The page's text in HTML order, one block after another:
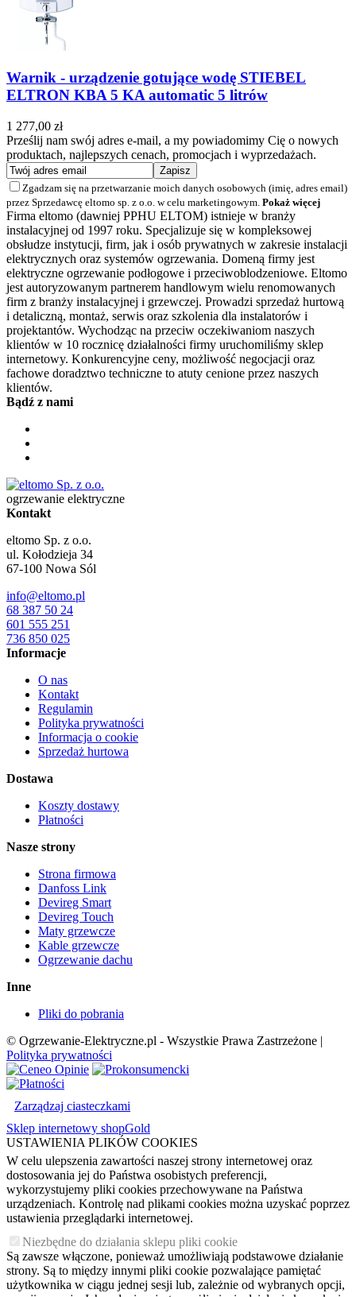
Warnik - urządzenie gotujące wodę STIEBEL
ELTRON KBA 5 KA automatic 5 litrów
1 277,00 zł
Prześlij nam swój adres e-mail, a my powiadomimy Cię o nowych
produktach, najlepszych cenach, promocjach i wyprzedażach.
Zgadzam się na przetwarzanie moich danych osobowych (imię, adres email)
przez Sprzedawcę eltomo sp. z o.o. w celu marketingowym. Pokaż więcej
Firma eltomo (dawniej PPHU ELTOM) istnieje w branży
instalacyjnej od 1997 roku. Specjalizuje się w kompleksowej
obsłudze instytucji, firm, jak i osób prywatnych w zakresie instalacji
elektrycznych oraz systemów ogrzewania. Domeną firmy jest
elektryczne ogrzewanie podłogowe i przeciwoblodzeniowe. Eltomo
jest autoryzowanym partnerem handlowym wielu renomowanych
firm z branży instalacyjnej i grzewczej. Prowadzi sprzedaż hurtową
i detaliczną, montaż, serwis oraz szkolenia dla instalatorów i
projektantów. Wychodząc na przeciw oczekiwaniom naszych
klientów w 10 rocznicę działalności firmy uruchomiliśmy sklep
internetowy. Konkurencyjne ceny, możliwość negocjacji oraz
fachowe doradztwo techniczne to atuty cenione przez naszych
klientów.
Bądź z nami
ogrzewanie elektryczne
Kontakt
eltomo Sp. z o.o.
ul. Kołodzieja 34
67-100 Nowa Sól
info@eltomo.pl
68 387 50 24
601 555 251
736 850 025
Informacje
O nas
Kontakt
Regulamin
Polityka prywatności
Informacja o cookie
Sprzedaż hurtowa
Dostawa
Koszty dostawy
Płatności
Nasze strony
Strona firmowa
Danfoss Link
Devireg Smart
Devireg Touch
Maty grzewcze
Kable grzewcze
Ogrzewanie dachu
Inne
Pliki do pobrania
© Ogrzewanie-Elektryczne.pl - Wszystkie Prawa Zastrzeżone |
Polityka prywatności
Zarządzaj ciasteczkami
Sklep internetowy shopGold
USTAWIENIA PLIKÓW COOKIES
W celu ulepszenia zawartości naszej strony internetowej oraz
dostosowania jej do Państwa osobistych preferencji,
wykorzystujemy pliki cookies przechowywane na Państwa
urządzeniach. Kontrolę nad plikami cookies można uzyskać poprzez
ustawienia przeglądarki internetowej.
Niezbędne do działania sklepu pliki cookie
Są zawsze włączone, ponieważ umożliwiają podstawowe działanie
strony. Są to między innymi pliki cookie pozwalające pamiętać
użytkownika w ciągu jednej sesji lub, zależnie od wybranych opcji,